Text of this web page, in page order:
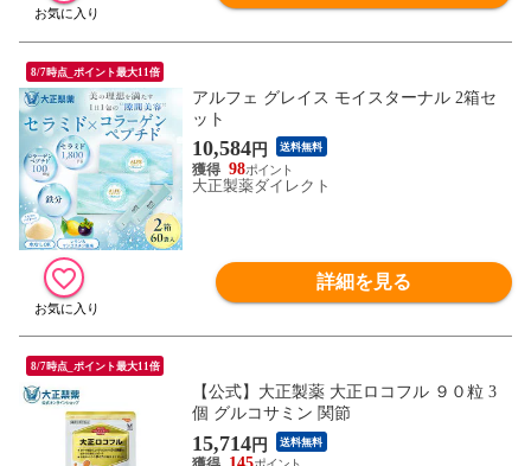
8/7時点_ポイント最大11倍
アルフェ グレイス モイスターナル 2箱セ
ット
10,584円 送料無料
98
大正製薬ダイレクト
詳細を見る
8/7時点_ポイント最大11倍
【公式】大正製薬 大正ロコフル ９０粒 3
個 グルコサミン 関節
15,714円 送料無料